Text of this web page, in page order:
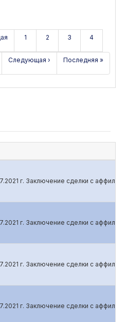
1 2 3 4
Следующая › Последняя »
г. Заключение сделки с
г. Заключение сделки с
г. Заключение сделки с
г. Заключение сделки с